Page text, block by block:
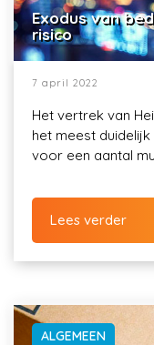
Exodus van
risico
7 april 2022
Het vertrek van
het meest
voor een aantal
Lees verder
ALGEMEEN